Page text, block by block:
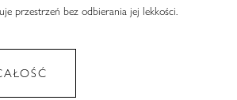
przestrzeń bez odbierania jej lekkości.